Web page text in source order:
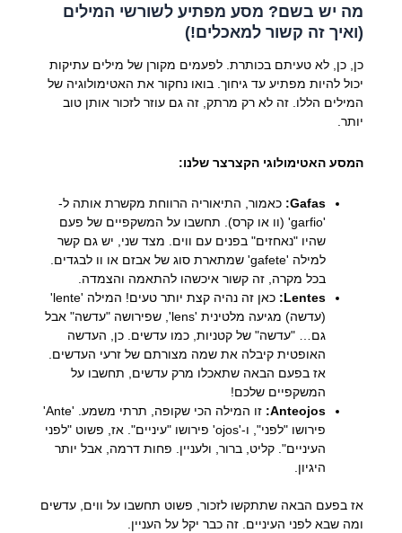
מה יש בשם? מסע מפתיע לשורשי המילים
(ואיך זה קשור למאכלים!)
כן, כן, לא טעיתם בכותרת. לפעמים מקורן של מילים עתיקות
יכול להיות מפתיע עד גיחוך. בואו נחקור את האטימולוגיה של
המילים הללו. זה לא רק מרתק, זה גם עוזר לזכור אותן טוב
יותר.
המסע האטימולוגי הקצרצר שלנו:
Gafas: כאמור, התיאוריה הרווחת מקשרת אותה ל-
'garfio' (וו או קרס). תחשבו על המשקפיים של פעם
שהיו "נאחזים" בפנים עם ווים. מצד שני, יש גם קשר
למילה 'gafete' שמתארת סוג של אבזם או וו לבגדים.
בכל מקרה, זה קשור איכשהו להתאמה והצמדה.
Lentes:
כאן זה נהיה קצת יותר טעים! המילה 'lente'
(עדשה) מגיעה מלטינית 'lens', שפירושה "עדשה" אבל
גם… "עדשה" של קטניות, כמו עדשים. כן, העדשה
האופטית קיבלה את שמה מצורתם של זרעי העדשים.
אז בפעם הבאה שתאכלו מרק עדשים, תחשבו על
המשקפיים שלכם!
Anteojos:
זו המילה הכי שקופה, תרתי משמע. 'Ante'
פירושו "לפני", ו-'ojos' פירושו "עיניים". אז, פשוט "לפני
העיניים". קליט, ברור, ולעניין. פחות דרמה, אבל יותר
היגיון.
אז בפעם הבאה שתתקשו לזכור, פשוט תחשבו על ווים, עדשים
ומה שבא לפני העיניים. זה כבר יקל על העניין.